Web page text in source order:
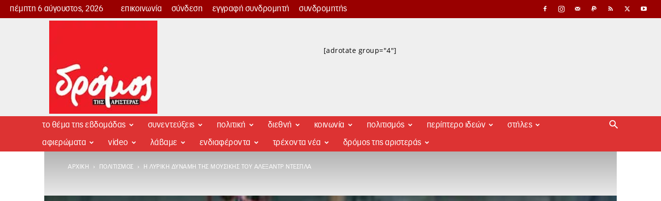
πέμπτη 6 αύγουστος, 2026 επικοινωνία σύνδεση εγγραφή συνδρομητή συνδρομητής
Δρόμος
[adrotate group="4"]
το θέμα της εβδομάδας συνεντεύξεις πολιτική διεθνή κοινωνία πολιτισμός περίπτερο ιδεών στήλες
αφιερώματα video λάβαμε ενδιαφέροντα τρέχοντα νέα δρόμος της αριστεράς
ΑΡΧΙΚΉ ΠΟΛΙΤΙΣΜΌΣ Η ΛΥΡΙΚΉ ΔΎΝΑΜΗ ΤΗΣ ΜΟΥΣΙΚΉΣ ΤΟΥ ΑΛΕΞΆΝΤΡ ΝΤΕΣΠΛΆ